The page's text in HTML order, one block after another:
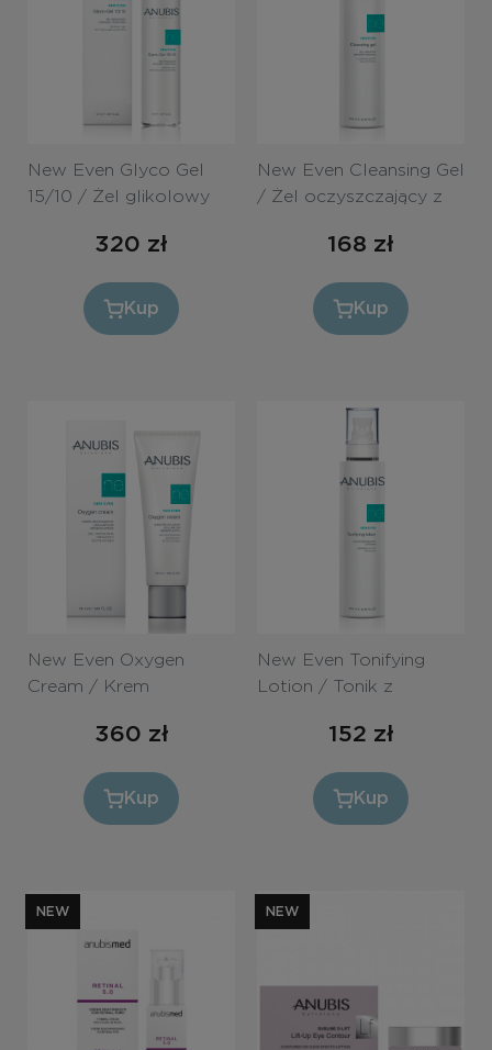
New Even Glyco Gel
15/10 / Żel glikolowy
320 zł
Kup
New Even Cleansing Gel
/ Żel oczyszczający z
168 zł
Kup
New Even Oxygen
Cream / Krem
360 zł
Kup
New Even Tonifying
Lotion / Tonik z
152 zł
Kup
NEW NEW